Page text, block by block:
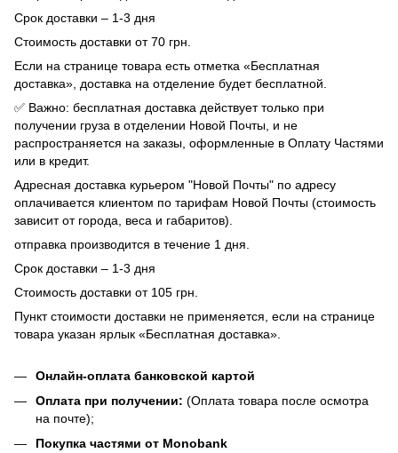
Срок доставки – 1-3 дня
Стоимость доставки от 70 грн.
Если на странице товара есть отметка «Бесплатная
доставка», доставка на отделение будет бесплатной.
✅ Важно: бесплатная доставка действует только при
получении груза в отделении Новой Почты, и не
распространяется на заказы, оформленные в Оплату Частями
или в кредит.
Адресная доставка курьером "Новой Почты" по адресу
оплачивается клиентом по тарифам Новой Почты (стоимость
зависит от города, веса и габаритов).
отправка производится в течение 1 дня.
Срок доставки – 1-3 дня
Стоимость доставки от 105 грн.
Пункт стоимости доставки не применяется, если на странице
товара указан ярлык «Бесплатная доставка».
Онлайн-оплата банковской картой
Оплата при получении: (Оплата товара после осмотра
на почте);
Покупка частями от Monobank